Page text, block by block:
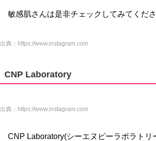
敏感肌さんは是非チェックしてみてくだ
出典： https://www.instagram.com
CNP Laboratory
出典： https://www.instagram.com
CNP Laboratory(シーエヌピーラボラト